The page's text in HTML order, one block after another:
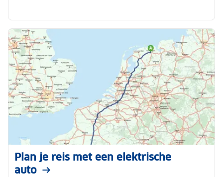
Plan je reis met een elektrische
auto